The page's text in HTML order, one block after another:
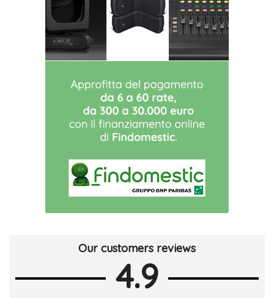
Our customers reviews
4.9